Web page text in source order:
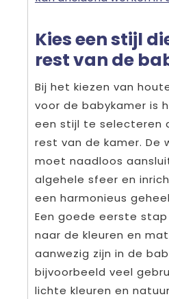
Kies een stijl
rest van de
Bij het kiezen van
voor de babykamer is
een stijl te selecteren
rest van de kamer. De
moet naadloos
algehele sfeer en
een harmonieus
Een goede eerste
naar de kleuren en
aanwezig zijn in de
bijvoorbeeld veel
lichte kleuren en